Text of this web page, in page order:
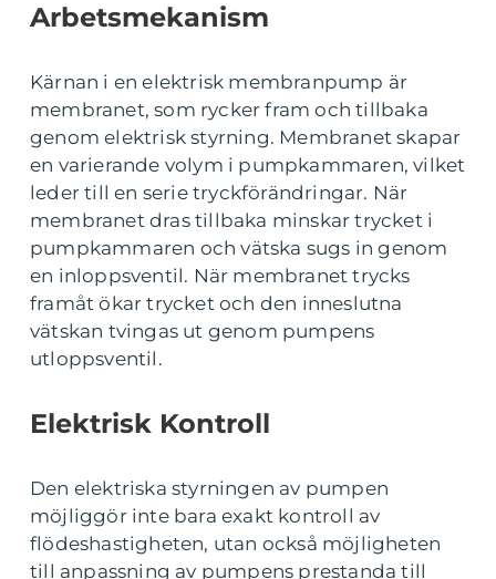
Arbetsmekanism
Kärnan i en elektrisk membranpump är
membranet, som rycker fram och tillbaka
genom elektrisk styrning. Membranet skapar
en varierande volym i pumpkammaren, vilket
leder till en serie tryckförändringar. När
membranet dras tillbaka minskar trycket i
pumpkammaren och vätska sugs in genom
en inloppsventil. När membranet trycks
framåt ökar trycket och den inneslutna
vätskan tvingas ut genom pumpens
utloppsventil.
Elektrisk Kontroll
Den elektriska styrningen av pumpen
möjliggör inte bara exakt kontroll av
flödeshastigheten, utan också möjligheten
till anpassning av pumpens prestanda till